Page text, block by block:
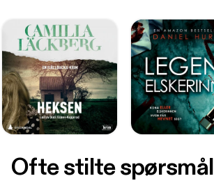
Ofte stilte spørsmål